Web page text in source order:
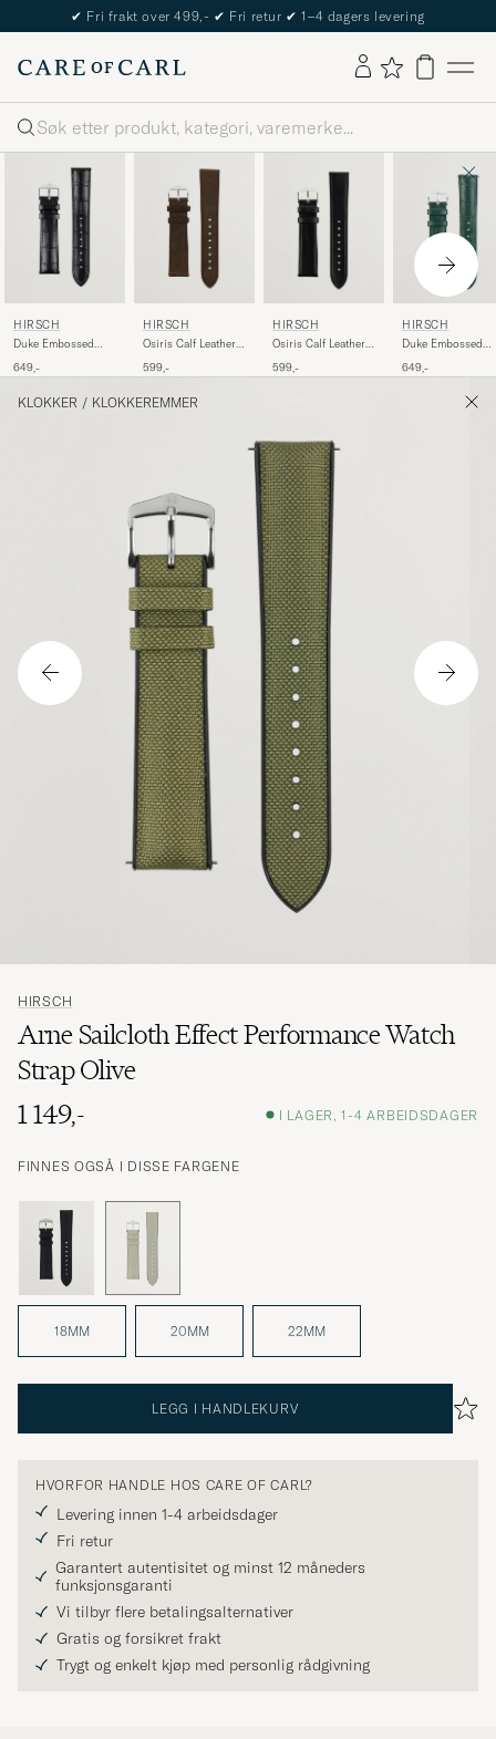
✔ Fri frakt over 499,- ✔ Fri retur ✔ 1–4 dagers levering
Søk
HIRSCH
Duke Embossed
Black
649,-
HIRSCH
Osiris Calf Leather
Watch Strap Brown
599,-
HIRSCH
Osiris Calf Leather
599,-
HIRSCH
Duke Embossed
Green
649,-
KLOKKER / KLOKKEREMMER
HIRSCH
Arne Sailcloth Effect Performance Watch
Strap Olive
1 149,-
I LAGER, 1-4 ARBEIDSDAGER
FINNES OGSÅ I DISSE FARGENE
18MM 20MM 22MM
LEGG I HANDLEKURV
HVORFOR HANDLE HOS CARE OF CARL?
Levering innen 1-4 arbeidsdager
Fri retur
Garantert autentisitet og minst 12 måneders
funksjonsgaranti
Vi tilbyr flere betalingsalternativer
Gratis og forsikret frakt
Trygt og enkelt kjøp med personlig rådgivning